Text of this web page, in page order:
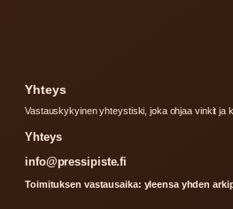
Yhteys
Vastauskykyinen yhteystiski, joka ohjaa vinkit ja
Yhteys
info@pressipiste.fi
Toimituksen vastausaika: yleensa yhden